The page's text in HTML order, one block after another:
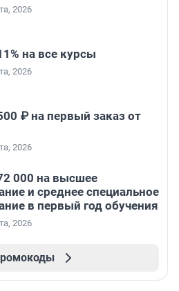
2026
на все курсы
2026
₽ на первый заказ от
2026
000 на высшее
и среднее специальное
в первый год обучения
2026